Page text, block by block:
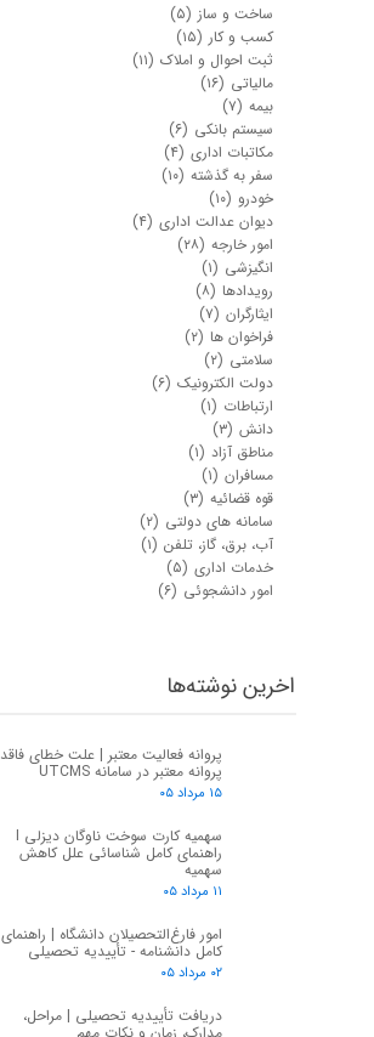
ساخت و ساز (۵)
کسب و کار (۱۵)
ثبت احوال و املاک (۱۱)
مالیاتی (۱۶)
بیمه (۷)
سیستم بانکی (۶)
مکاتبات اداری (۴)
سفر به گذشته (۱۰)
خودرو (۱۰)
دیوان عدالت اداری (۴)
امور خارجه (۲۸)
انگیزشی (۱)
رویدادها (۸)
ایثارگران (۷)
فراخوان ها (۲)
سلامتی (۲)
دولت الکترونیک (۶)
ارتباطات (۱)
دانش (۳)
مناطق آزاد (۱)
مسافران (۱)
قوه قضائیه (۳)
سامانه های دولتی (۲)
آب، برق، گاز، تلفن (۱)
خدمات اداری (۵)
امور دانشجوئی (۶)
اخرین نوشته‌ها
پروانه فعالیت معتبر | علت خطای فاقد
پروانه معتبر در سامانه UTCMS
۱۵ مرداد ۰۵
سهمیه کارت سوخت ناوگان دیزلی I
راهنمای کامل شناسائی علل کاهش
سهمیه
۱۱ مرداد ۰۵
امور فارغ‌التحصیلان دانشگاه | راهنمای
کامل دانشنامه - تأییدیه تحصیلی
۰۲ مرداد ۰۵
دریافت تأییدیه تحصیلی | مراحل،